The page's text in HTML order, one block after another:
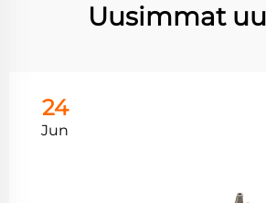
Uusimmat
24
Jun